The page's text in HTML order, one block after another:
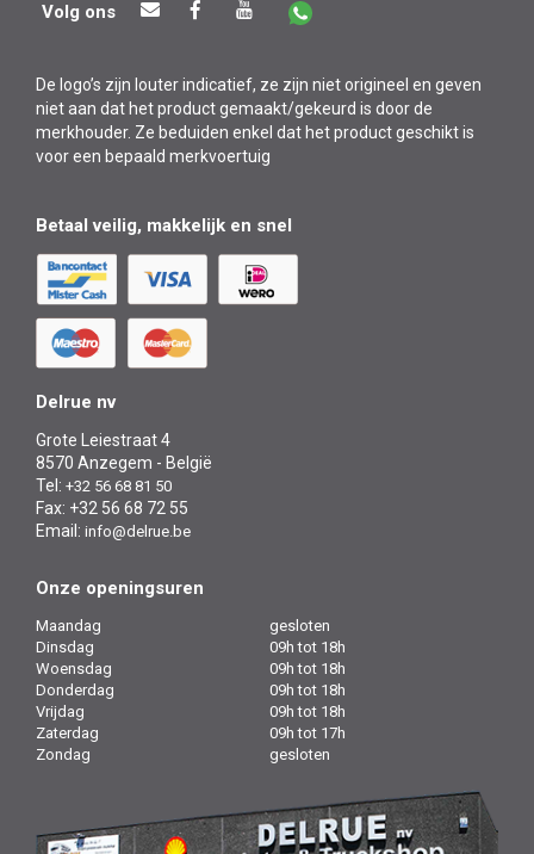
Volg ons
De logo’s zijn louter indicatief, ze zijn niet origineel en geven
niet aan dat het product gemaakt/gekeurd is door de
merkhouder. Ze beduiden enkel dat het product geschikt is
voor een bepaald merkvoertuig
Betaal veilig, makkelijk en snel
Delrue nv
Grote Leiestraat 4
8570 Anzegem - België
Tel: +32 56 68 81 50
Fax: +32 56 68 72 55
Email: info@delrue.be
Onze openingsuren
Maandag
gesloten
Dinsdag
09h tot 18h
Woensdag
09h tot 18h
Donderdag
09h tot 18h
Vrijdag
09h tot 18h
Zaterdag
09h tot 17h
Zondag
gesloten